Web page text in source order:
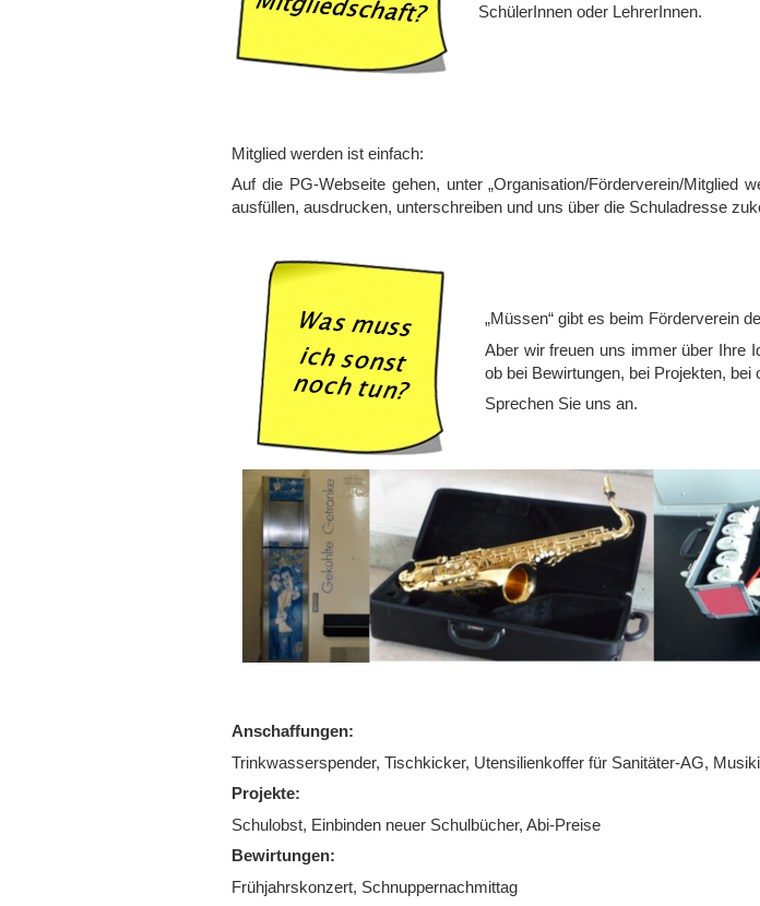
SchülerInnen oder LehrerInnen.
Mitglied werden ist einfach:
Auf die PG-Webseite gehen, unter „Organisation/Förderverein/Mitglied
ausfüllen, ausdrucken, unterschreiben und uns über die Schuladresse
„Müssen“ gibt es beim Förderverein
Aber wir freuen uns immer über Ihre
ob bei Bewirtungen, bei Projekten,
Sprechen Sie uns an.
Anschaffungen:
Trinkwasserspender, Tischkicker, Utensilienkoffer für Sanitäter-AG,
Projekte:
Schulobst, Einbinden neuer Schulbücher, Abi-Preise
Bewirtungen:
Frühjahrskonzert, Schnuppernachmittag